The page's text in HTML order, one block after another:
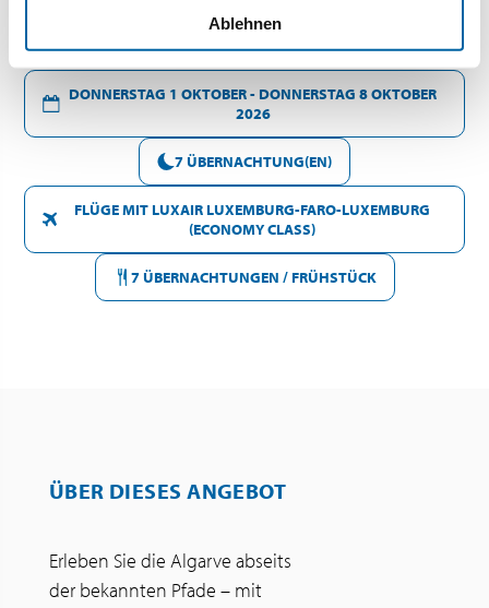
Ablehnen
DONNERSTAG 1 OKTOBER - DONNERSTAG 8 OKTOBER
2026
7 ÜBERNACHTUNG(EN)
FLÜGE MIT LUXAIR LUXEMBURG-FARO-LUXEMBURG
(ECONOMY CLASS)
7 ÜBERNACHTUNGEN / FRÜHSTÜCK
ÜBER DIESES ANGEBOT
Erleben Sie die Algarve abseits
der bekannten Pfade – mit